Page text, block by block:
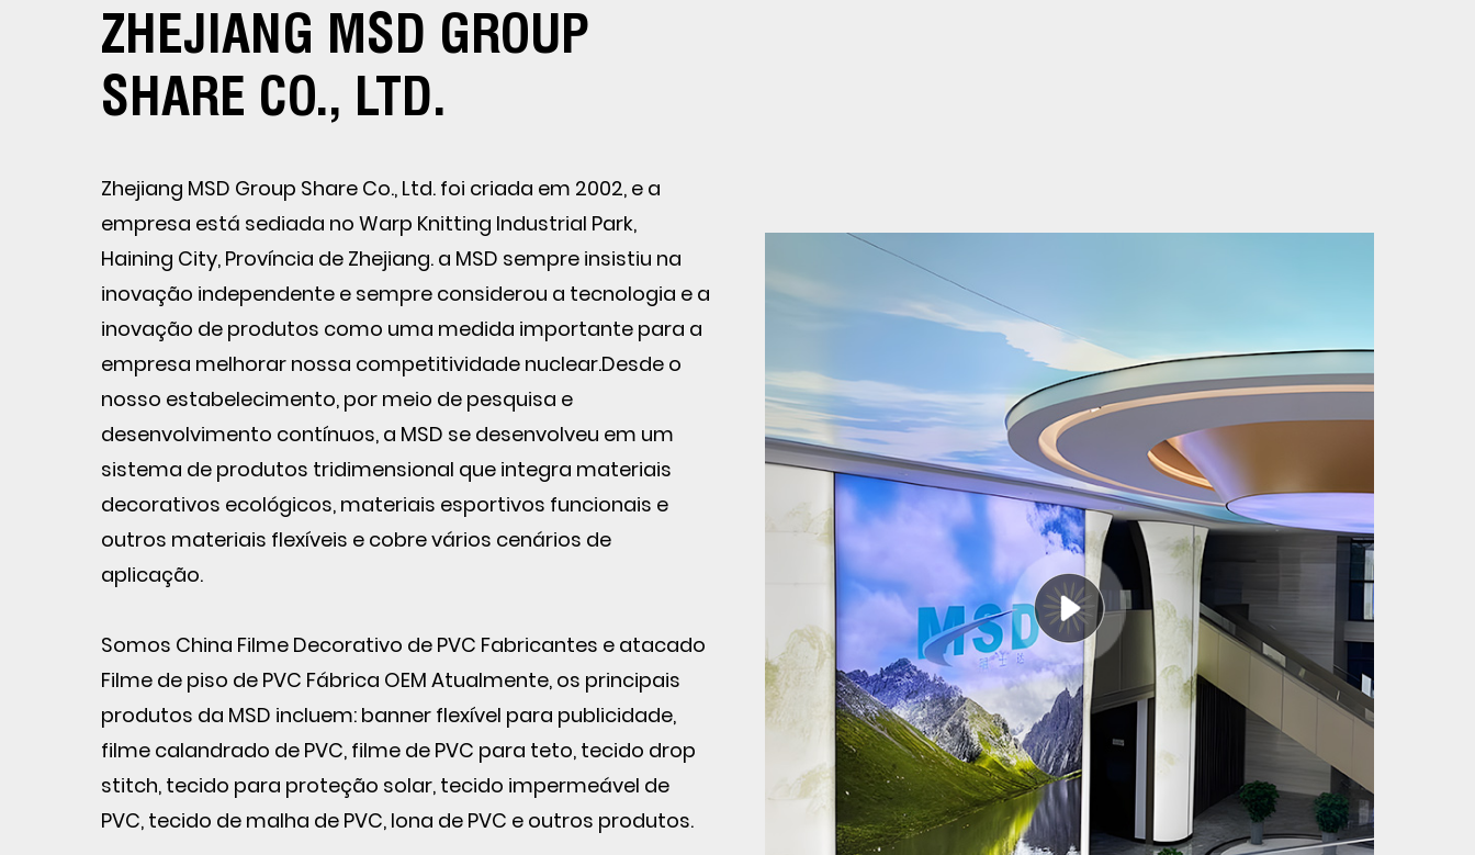
ZHEJIANG MSD GROUP
SHARE CO., LTD.
Zhejiang MSD Group Share Co., Ltd. foi criada em 2002, e a
empresa está sediada no Warp Knitting Industrial Park,
Haining City, Província de Zhejiang. a MSD sempre insistiu na
inovação independente e sempre considerou a tecnologia e a
inovação de produtos como uma medida importante para a
empresa melhorar nossa competitividade nuclear.Desde o
nosso estabelecimento, por meio de pesquisa e
desenvolvimento contínuos, a MSD se desenvolveu em um
sistema de produtos tridimensional que integra materiais
decorativos ecológicos, materiais esportivos funcionais e
outros materiais flexíveis e cobre vários cenários de
aplicação.
Somos China Filme Decorativo de PVC Fabricantes e atacado
Filme de piso de PVC Fábrica OEM Atualmente, os principais
produtos da MSD incluem: banner flexível para publicidade,
filme calandrado de PVC, filme de PVC para teto, tecido drop
stitch, tecido para proteção solar, tecido impermeável de
PVC, tecido de malha de PVC, lona de PVC e outros produtos.